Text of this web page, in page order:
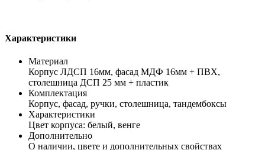
Характеристики
Материал
Корпус ЛДСП 16мм, фасад МДФ 16мм + ПВХ,
столешница ДСП 25 мм + пластик
Комплектация
Корпус, фасад, ручки, столешница, тандембоксы
Характеристики
Цвет корпуса: белый, венге
Дополнительно
О наличии, цвете и дополнительных свойствах